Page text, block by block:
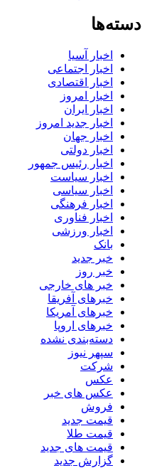
دسته‌ها
اخبار آسیا
اخبار اجتماعی
اخبار اقتصادی
اخبار امروز
اخبار ایران
اخبار جدید امروز
اخبار جهان
اخبار دولتی
اخبار رئیس جمهور
اخبار سیاست
اخبار سیاسی
اخبار فرهنگی
اخبار فناوری
اخبار ورزشی
بانک
خبر جدید
خبر روز
خبر های خارجی
خبرهای آفریقا
خبرهای آمریکا
خبرهای اروپا
دسته‌بندی نشده
سپهر نیوز
شرکت
عکس
عکس های خبر
فروش
قیمت جدید
قیمت طلا
قیمت های جدید
گزارش جدید